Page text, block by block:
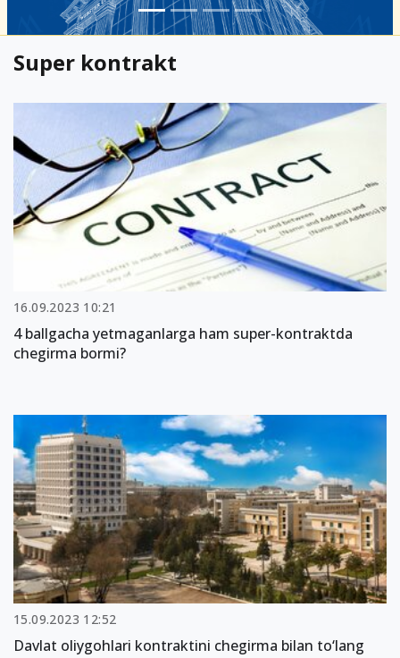
Super kontrakt
16.09.2023 10:21
4 ballgacha yetmaganlarga ham super-kontraktda
chegirma bormi?
15.09.2023 12:52
Davlat oliygohlari kontraktini chegirma bilan to‘lang